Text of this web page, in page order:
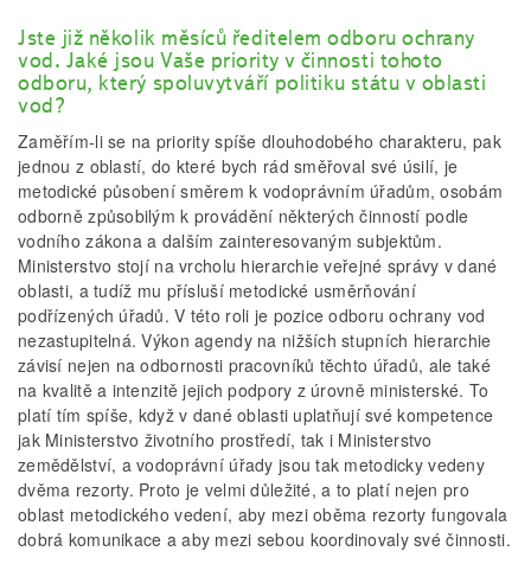
Jste již několik měsíců ředitelem odboru ochrany
vod. Jaké jsou Vaše priority v činnosti tohoto
odboru, který spoluvytváří politiku státu v oblasti
vod?
Zaměřím-li se na priority spíše dlouhodobého charakteru, pak
jednou z oblastí, do které bych rád směřoval své úsilí, je
metodické působení směrem k vodoprávním úřadům, osobám
odborně způsobilým k provádění některých činností podle
vodního zákona a dalším zainteresovaným subjektům.
Ministerstvo stojí na vrcholu hierarchie veřejné správy v dané
oblasti, a tudíž mu přísluší metodické usměrňování
podřízených úřadů. V této roli je pozice odboru ochrany vod
nezastupitelná. Výkon agendy na nižších stupních hierarchie
závisí nejen na odbornosti pracovníků těchto úřadů, ale také
na kvalitě a intenzitě jejich podpory z úrovně ministerské. To
platí tím spíše, když v dané oblasti uplatňují své kompetence
jak Ministerstvo životního prostředí, tak i Ministerstvo
zemědělství, a vodoprávní úřady jsou tak metodicky vedeny
dvěma rezorty. Proto je velmi důležité, a to platí nejen pro
oblast metodického vedení, aby mezi oběma rezorty fungovala
dobrá komunikace a aby mezi sebou koordinovaly své činnosti.